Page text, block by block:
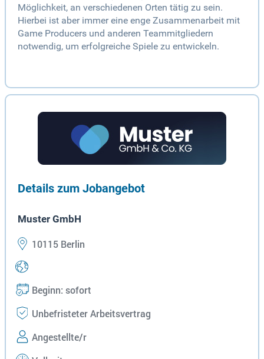
Möglichkeit, an verschiedenen Orten tätig zu sein.
Hierbei ist aber immer eine enge Zusammenarbeit mit
Game Producers und anderen Teammitgliedern
notwendig, um erfolgreiche Spiele zu entwickeln.
Details zum Jobangebot
Muster GmbH
10115 Berlin
Beginn: sofort
Unbefristeter Arbeitsvertrag
Angestellte/r